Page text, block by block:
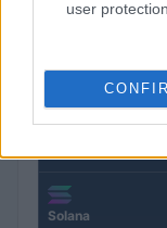
user protection.
(BNB)
(XRP)
Solana